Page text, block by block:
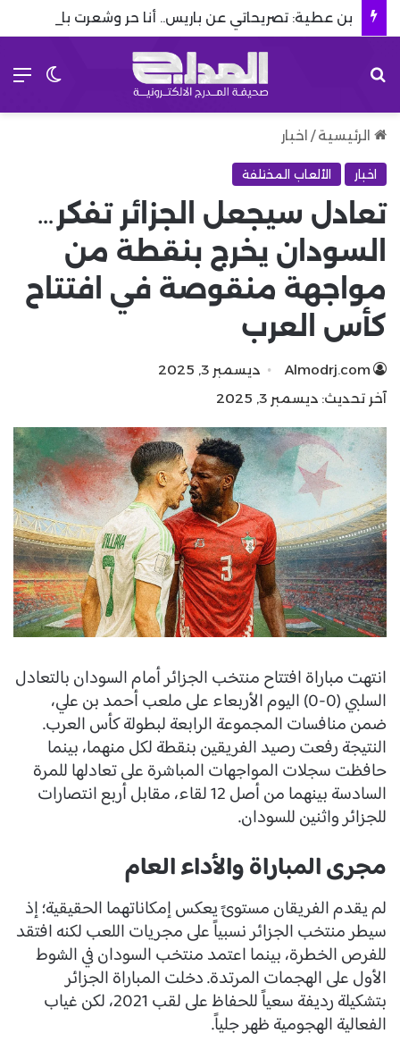
الرئيسية / اخبار
اخبار الألعاب المختلفة
تعادل سيجعل الجزائر تفكر…
السودان يخرج بنقطة من
مواجهة منقوصة في افتتاح
كأس العرب
Almodrj.com
ديسمبر 3, 2025
آخر تحديث: ديسمبر 3, 2025
انتهت مباراة افتتاح منتخب الجزائر أمام السودان بالتعادل
السلبي (0-0) اليوم الأربعاء على ملعب أحمد بن علي،
ضمن منافسات المجموعة الرابعة لبطولة كأس العرب.
النتيجة رفعت رصيد الفريقين بنقطة لكل منهما، بينما
حافظت سجلات المواجهات المباشرة على تعادلها للمرة
السادسة بينهما من أصل 12 لقاء، مقابل أربع انتصارات
للجزائر واثنين للسودان.
مجرى المباراة والأداء العام
لم يقدم الفريقان مستوىً يعكس إمكاناتهما الحقيقية؛ إذ
سيطر منتخب الجزائر نسبياً على مجريات اللعب لكنه افتقد
للفرص الخطرة، بينما اعتمد منتخب السودان في الشوط
الأول على الهجمات المرتدة. دخلت المباراة الجزائر
بتشكيلة رديفة سعياً للحفاظ على لقب 2021، لكن غياب
الفعالية الهجومية ظهر جلياً.